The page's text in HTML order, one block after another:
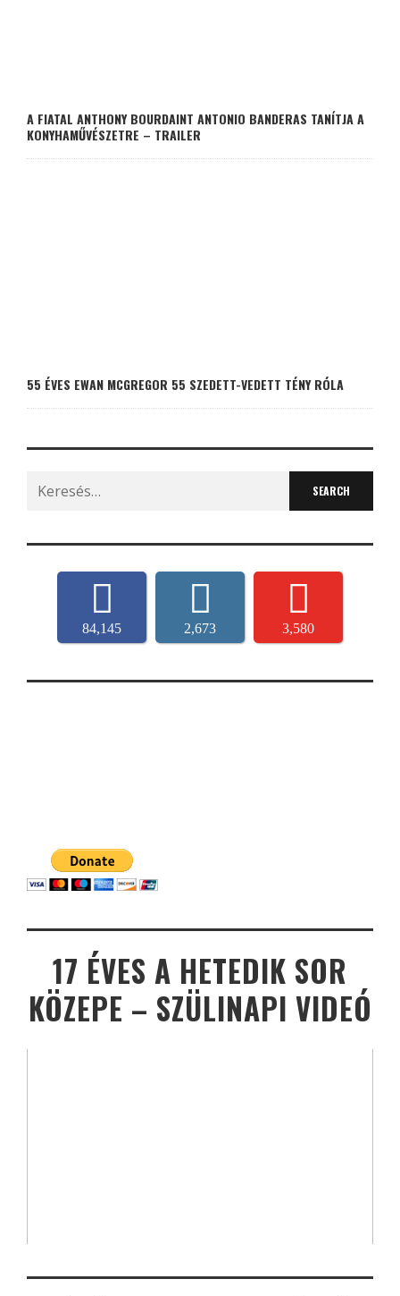
A FIATAL ANTHONY BOURDAINT ANTONIO BANDERAS TANÍTJA A
KONYHAMŰVÉSZETRE – TRAILER
55 ÉVES EWAN MCGREGOR 55 SZEDETT-VEDETT TÉNY RÓLA
Search
for:
84,145 2,673 3,580
17 ÉVES A HETEDIK SOR
KÖZEPE – SZÜLINAPI VIDEÓ